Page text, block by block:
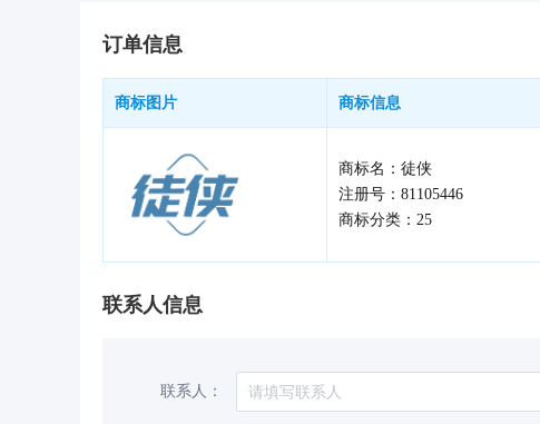
订单信息
商标图片 商标信息
商标名：徒侠
注册号：81105446
商标分类：25
联系人信息
联系人：